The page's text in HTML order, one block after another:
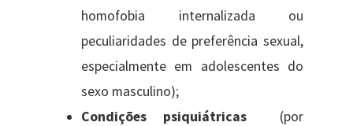
homofobia internalizada ou
peculiaridades de preferência sexual,
especialmente em adolescentes do
sexo masculino);
Condições psiquiátricas(por